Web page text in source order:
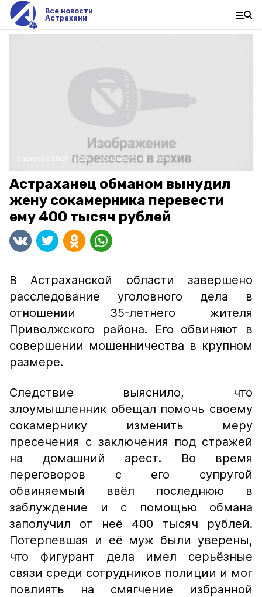
Все новости
Астрахани
6 августа 2021, 16:20 Происшествия Фото:
Астраханец обманом вынудил
жену сокамерника перевести
ему 400 тысяч рублей
В Астраханской области завершено
расследование уголовного дела в
отношении 35-летнего жителя
Приволжского района. Его обвиняют в
совершении мошенничества в крупном
размере.
Следствие выяснило, что
злоумышленник обещал помочь своему
сокамернику изменить меру
пресечения с заключения под стражей
на домашний арест. Во время
переговоров с его супругой
обвиняемый ввёл последнюю в
заблуждение и с помощью обмана
заполучил от неё 400 тысяч рублей.
Потерпевшая и её муж были уверены,
что фигурант дела имел серьёзные
связи среди сотрудников полиции и мог
повлиять на смягчение избранной